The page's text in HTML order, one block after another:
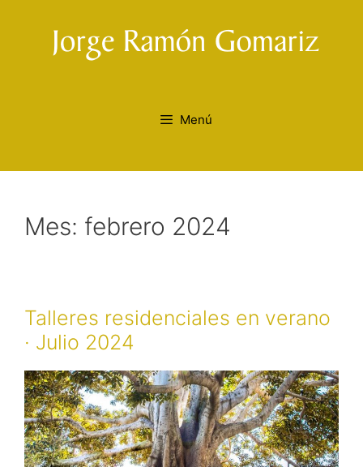
contenido
Menú
Mes: febrero 2024
Talleres residenciales en verano
· Julio 2024